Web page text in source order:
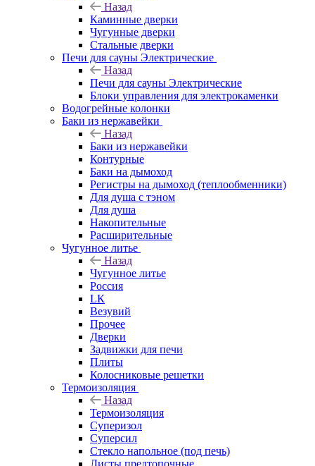
Назад
Каминные дверки
Чугунные дверки
Стальные дверки
Печи для сауны Электрические
Назад
Печи для сауны Электрические
Блоки управления для электрокаменки
Водогрейные колонки
Баки из нержавейки
Назад
Баки из нержавейки
Контурные
Баки на дымоход
Регистры на дымоход (теплообменники)
Для душа с тэном
Для душа
Накопительные
Расширительные
Чугунное литье
Назад
Чугунное литье
Россия
LК
Везувий
Прочее
Дверки
Задвижки для печи
Плиты
Колосниковые решетки
Термоизоляция
Назад
Термоизоляция
Суперизол
Суперсил
Стекло напольное (под печь)
Листы предтопочные